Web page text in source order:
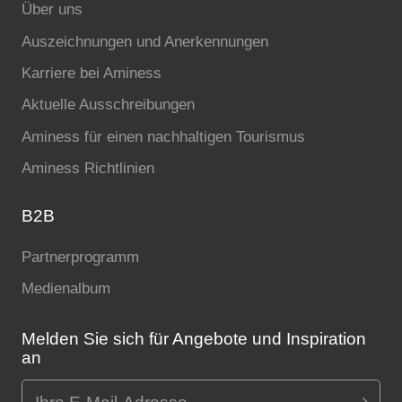
Über uns
Auszeichnungen und Anerkennungen
Karriere bei Aminess
Aktuelle Ausschreibungen
Aminess für einen nachhaltigen Tourismus
Aminess Richtlinien
B2B
Partnerprogramm
Medienalbum
Melden Sie sich für Angebote und Inspiration
an